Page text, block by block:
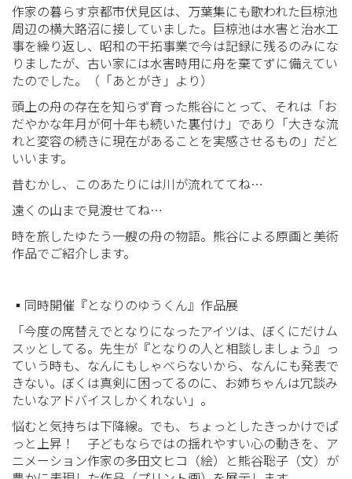
作家の暮らす京都市伏見区は、万葉集にも歌われた巨椋池
周辺の横大路沼に接していました。巨椋池は水害と治水工
事を繰り返し、昭和の干拓事業で今は記録に残るのみにな
りましたが、古い家には水害時用に舟を棄てずに備えてい
たのでした。（「あとがき」より）
頭上の舟の存在を知らず育った熊谷にとって、それは「お
だやかな年月が何十年も続いた裏付け」であり「大きな流
れと変容の続きに現在があることを実感させるもの」だと
いいます。
昔むかし、このあたりには川が流れててね…
遠くの山まで見渡せてね…
時を旅したゆたう一艘の舟の物語。熊谷による原画と美術
作品でご紹介します。
▪️同時開催『となりのゆうくん』作品展
「今度の席替えでとなりになったアイツは、ぼくにだけム
スッとしてる。先生が『となりの人と相談しましょう』っ
ていう時も、なんにもしゃべらないから、なんにも発表で
きない。ぼくは真剣に困ってるのに、お姉ちゃんは冗談み
たいなアドバイスしかくれない」。
悩むと気持ちは下降線。でも、ちょっとしたきっかけでぱ
っと上昇！ 子どもならではの揺れやすい心の動きを、ア
ニメーション作家の多田文ヒコ（絵）と熊谷聡子（文）が